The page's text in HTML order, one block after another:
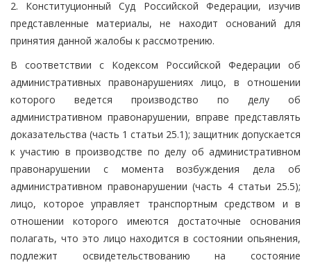
2. Конституционный Суд Российской Федерации, изучив
представленные материалы, не находит оснований для
принятия данной жалобы к рассмотрению.
В соответствии с Кодексом Российской Федерации об
административных правонарушениях лицо, в отношении
которого ведется производство по делу об
административном правонарушении, вправе представлять
доказательства (часть 1 статьи 25.1); защитник допускается
к участию в производстве по делу об административном
правонарушении с момента возбуждения дела об
административном правонарушении (часть 4 статьи 25.5);
лицо, которое управляет транспортным средством и в
отношении которого имеются достаточные основания
полагать, что это лицо находится в состоянии опьянения,
подлежит освидетельствованию на состояние